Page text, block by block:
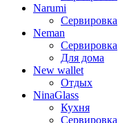
Narumi
Сервировка
Neman
Сервировка
Для дома
New wallet
Отдых
NinaGlass
Кухня
Сервировка